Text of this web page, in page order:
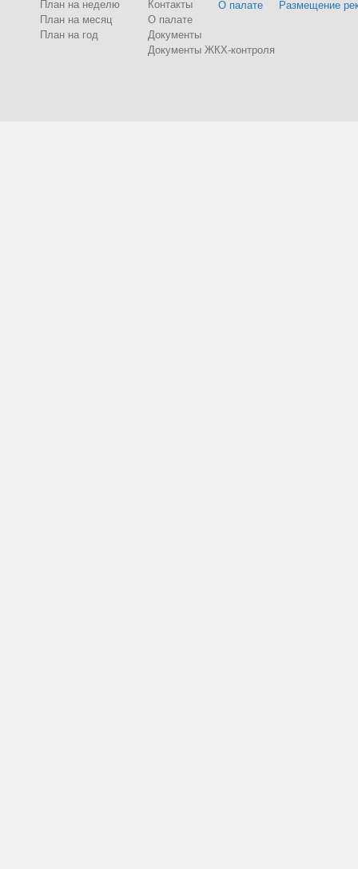
План на неделю
План на месяц
План на год
Контакты
О палате
Документы
Документы ЖКХ-контроля
О палате Размещение